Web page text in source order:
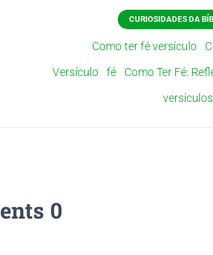
CURIOSIDADES DA
Como ter fé versículo
Como Ter Fé:
fé
Versículo
versículos
0 Comments